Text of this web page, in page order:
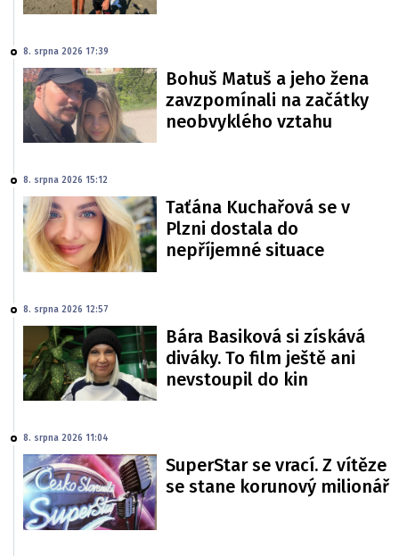
8. srpna 2026 17:39
Bohuš Matuš a jeho žena
zavzpomínali na začátky
neobvyklého vztahu
8. srpna 2026 15:12
Taťána Kuchařová se v
Plzni dostala do
nepříjemné situace
8. srpna 2026 12:57
Bára Basiková si získává
diváky. To film ještě ani
nevstoupil do kin
8. srpna 2026 11:04
SuperStar se vrací. Z vítěze
se stane korunový milionář